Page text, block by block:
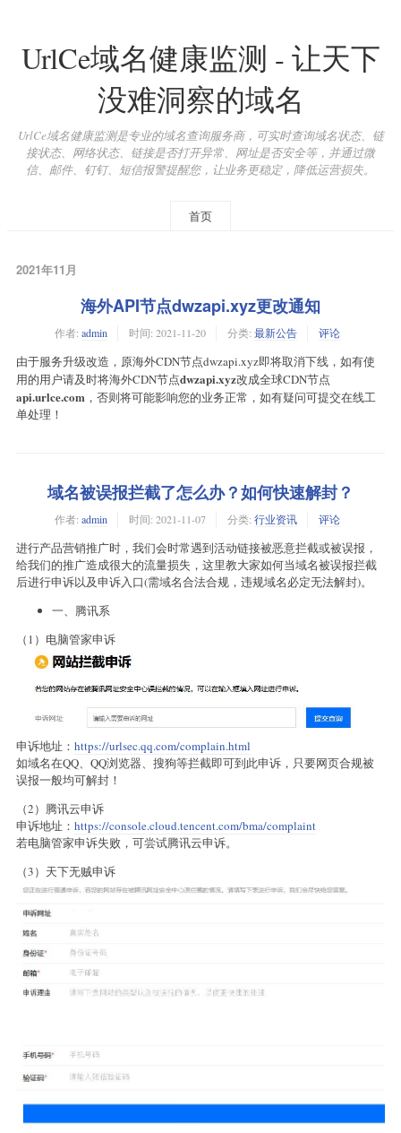
UrlCe域名健康监测 - 让天下
没难洞察的域名
UrlCe域名健康监测是专业的域名查询服务商，可实时查询域名状态、链
接状态、网络状态、链接是否打开异常、网址是否安全等，并通过微
信、邮件、钉钉、短信报警提醒您，让业务更稳定，降低运营损失。
首页
2021年11月
海外API节点dwzapi.xyz更改通知
作者: admin 时间: 2021-11-20 分类: 最新公告 评论
由于服务升级改造，原海外CDN节点dwzapi.xyz即将取消下线，如有使
用的用户请及时将海外CDN节点dwzapi.xyz改成全球CDN节点
api.urlce.com ，否则将可能影响您的业务正常，如有疑问可提交在线工
单处理！
域名被误报拦截了怎么办？如何快速解封？
作者: admin 时间: 2021-11-07 分类: 行业资讯 评论
进行产品营销推广时，我们会时常遇到活动链接被恶意拦截或被误报，
给我们的推广造成很大的流量损失，这里教大家如何当域名被误报拦截
后进行申诉以及申诉入口(需域名合法合规，违规域名必定无法解封)。
一、腾讯系
（1）电脑管家申诉
申诉地址： https://urlsec.qq.com/complain.html
如域名在QQ、QQ浏览器、搜狗等拦截即可到此申诉，只要网页合规被
误报一般均可解封！
（2）腾讯云申诉
申诉地址： https://console.cloud.tencent.com/bma/complaint
若电脑管家申诉失败，可尝试腾讯云申诉。
（3）天下无贼申诉